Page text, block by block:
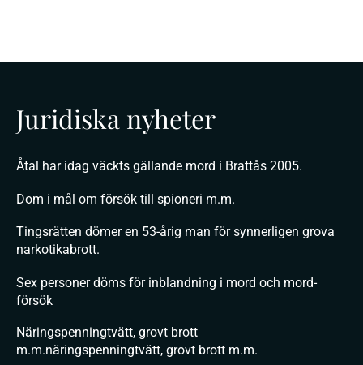
Juridiska nyheter
Åtal har idag väckts gällande mord i Brattås 2005.
Dom i mål om försök till spioneri m.m.
Tingsrätten dömer en 53-årig man för synnerligen grova
narkotikabrott.
Sex personer döms för inblandning i mord och mord-
försök
Näringspenningtvätt, grovt brott
m.m.näringspenningtvätt, grovt brott m.m.